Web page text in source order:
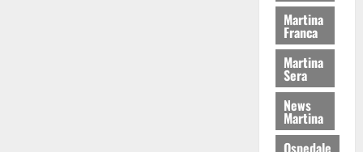
Martina
Franca
Martina
Sera
News
Martina
Ospedale